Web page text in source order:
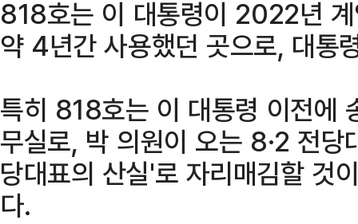
818호는 이 대통령이 2022년
약 4년간 사용했던 곳으로, 대통
특히 818호는 이 대통령 이전에
무실로, 박 의원이 오는 8·2 전
당대표의 산실'로 자리매김할 것
다.